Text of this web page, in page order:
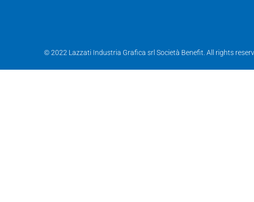
© 2022 Lazzati Industria Grafica srl Società Benefit. All rights